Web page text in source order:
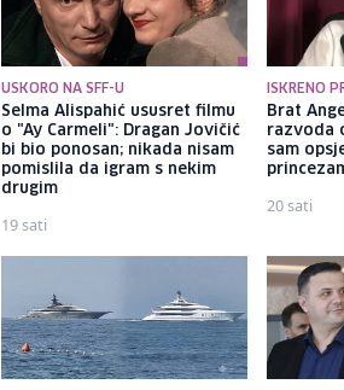
USKORO NA SFF-U
Selma Alispahić ususret filmu
o "Ay Carmeli": Dragan Jovičić
bi bio ponosan; nikada nisam
pomislila da igram s nekim
drugim
19 sati
ISKRENO
Brat
razvoda
sam
20 sati